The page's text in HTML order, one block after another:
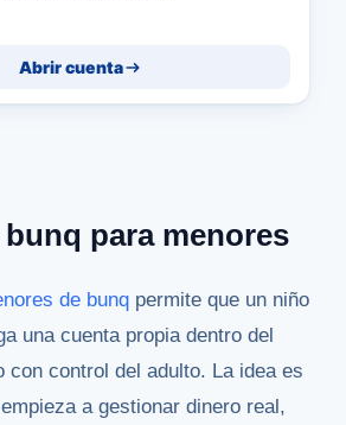
Abrir cuenta
para menores
de bunq permite que un niño
una cuenta propia dentro del
con control del adulto. La idea es
a gestionar dinero real,